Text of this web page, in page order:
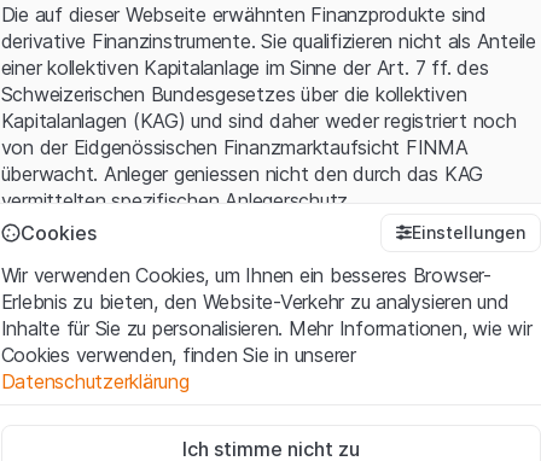
Die auf dieser Webseite erwähnten Finanzprodukte sind
derivative Finanzinstrumente. Sie qualifizieren nicht als Anteile
einer kollektiven Kapitalanlage im Sinne der Art. 7 ff. des
Schweizerischen Bundesgesetzes über die kollektiven
Kapitalanlagen (KAG) und sind daher weder registriert noch
von der Eidgenössischen Finanzmarktaufsicht FINMA
überwacht. Anleger geniessen nicht den durch das KAG
vermittelten spezifischen Anlegerschutz.
Mit dem Zugriff auf diese Website der Leonteq Securities AG
(die "Website") erklären Sie, dass Sie die rechtlichen
Informationen und die wichtigen Hinweise und
Nutzungsbedingungenverstanden haben und akzeptieren.
Wenn Sie mit den Nutzungsbedingungen nicht einverstanden
Cookies Einstellungen
Wir verwenden Cookies, um Ihnen ein besseres Browser-
Erlebnis zu bieten, den Website-Verkehr zu analysieren und
Inhalte für Sie zu personalisieren. Mehr Informationen, wie wir
Cookies verwenden, finden Sie in unserer
Datenschutzerklärung
Diese Cookies sind für die Website erforderlich und können nicht
Ich stimme nicht zu